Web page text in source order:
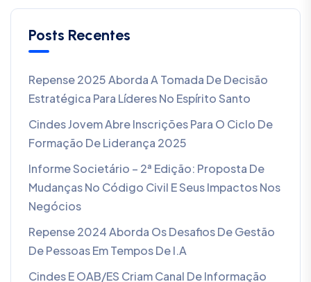
Posts Recentes
Repense 2025 Aborda A Tomada De Decisão
Estratégica Para Líderes No Espírito Santo
Cindes Jovem Abre Inscrições Para O Ciclo De
Formação De Liderança 2025
Informe Societário – 2ª Edição: Proposta De
Mudanças No Código Civil E Seus Impactos Nos
Negócios
Repense 2024 Aborda Os Desafios De Gestão
De Pessoas Em Tempos De I.A
Cindes E OAB/ES Criam Canal De Informação